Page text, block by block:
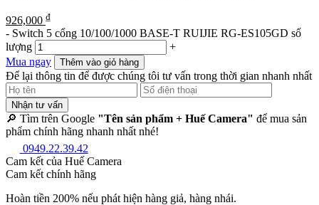
926,000 ₫
- Switch 5 cổng 10/100/1000 BASE-T RUIJIE RG-ES105GD số
lượng
+
Mua ngay
Thêm vào giỏ hàng
Để lại thông tin để được chúng tôi tư vấn trong thời gian nhanh nhất
Nhận tư vấn
🔎 Tìm trên Google "Tên sản phẩm + Huế Camera" để mua sản
phẩm chính hãng nhanh nhất nhé!
0949.22.39.42
Cam kết của Huế Camera
Cam kết chính hãng
Hoàn tiền 200% nếu phát hiện hàng giả, hàng nhái.